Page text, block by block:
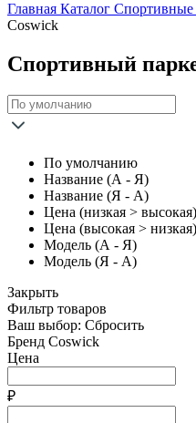
Главная Каталог Спортивные
Coswick
Спортивный
По умолчанию
Название (А - Я)
Название (Я - А)
Цена (низкая > высокая)
Цена (высокая > низкая)
Модель (А - Я)
Модель (Я - А)
Закрыть
Фильтр товаров
Ваш выбор: Сбросить
Бренд Coswick
Цена
₽